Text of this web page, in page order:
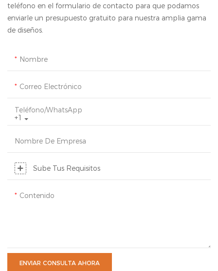
teléfono en el formulario de contacto para que podamos
enviarle un presupuesto gratuito para nuestra amplia gama
de diseños.
Nombre
Correo Electrónico
+1
Teléfono/WhatsApp
Nombre De Empresa
Sube Tus Requisitos
Contenido
ENVIAR CONSULTA AHORA